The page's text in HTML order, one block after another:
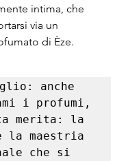
intima, che
via un
di Èze.
anche
i profumi,
merita: la
la maestria
che si